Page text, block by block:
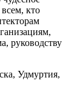
кто
руководству
Удмуртия,